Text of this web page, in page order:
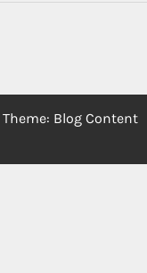
Theme: Blog Content